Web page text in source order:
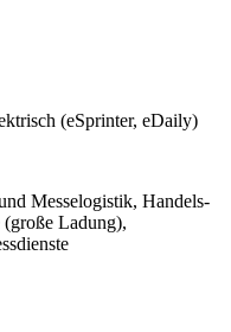
(eSprinter, eDaily)
Messelogistik, Handels-
Ladung),